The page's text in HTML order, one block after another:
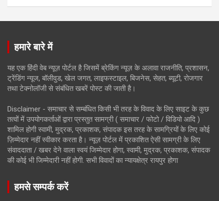
हमारे बारे में
यह एक हिंदी वेब न्यूज़ पोर्टल है जिसमें ब्रेकिंग न्यूज़ के अलावा राजनीति, प्रशासन,
ट्रेंडिंग न्यूज, बॉलीवुड, खेल जगत, लाइफस्टाइल, बिजनेस, सेहत, ब्यूटी, रोजगार
तथा टेक्नोलॉजी से संबंधित खबरें पोस्ट की जाती है।
Disclaimer - समाचार से सम्बंधित किसी भी तरह के विवाद के लिए साइट के कुछ
तत्वों में उपयोगकर्ताओं द्वारा प्रस्तुत सामग्री ( समाचार / फोटो / विडियो आदि )
शामिल होगी स्वामी, मुद्रक, प्रकाशक, संपादक इस तरह के सामग्रियों के लिए कोई
ज़िम्मेदार नहीं स्वीकार करता है। न्यूज़ पोर्टल में प्रकाशित ऐसी सामग्री के लिए
संवाददाता / खबर देने वाला स्वयं जिम्मेदार होगा, स्वामी, मुद्रक, प्रकाशक, संपादक
की कोई भी जिम्मेदारी नहीं होगी. सभी विवादों का न्यायक्षेत्र रायपुर होगा
हमसे सम्पर्क करें